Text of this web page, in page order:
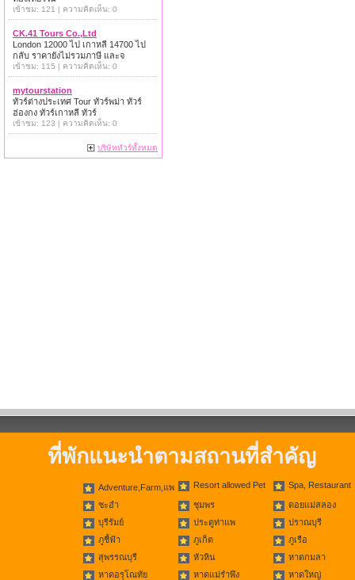
เข้าชม: 121 | ความคิดเห็น: 0
CK.41 Tours Co.,Ltd
London 12000 ไป เกาหลี 14700 ไป
กลับ ราคายังไม่รวมภาษี และจ
เข้าชม: 115 | ความคิดเห็น: 0
mytourstation
ทัวร์ต่างประเทศ Tour ทัวร์พม่า ทัวร์
ฮ่องกง ทัวร์เกาหลี ทัวร์
เข้าชม: 123 | ความคิดเห็น: 0
บริษัททัวร์ทั้งหมด
ที่พักแนะนำตามสถานที่สำคัญ
Adventure,Farm,แพ Resort allowed Pet Spa, Restaurant
ชะอำ ชุมพร
ดอยแม่สลอง
บุรีรัมย์
ประตูท่าแพ
ปราณบุรี
ภูชี้ฟ้า
ภูเก็ต
ภูเรือ
สุพรรณบุรี
หัวหิน
หาดกมลา
หาดอรุโณทัย
หาดแม่รำพึง
หาดใหญ่